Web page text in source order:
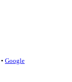
• Google